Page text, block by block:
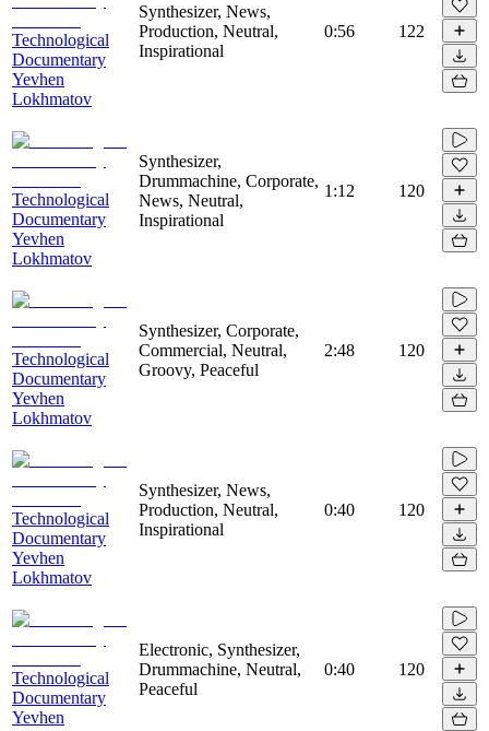
Technological
Documentary
Yevhen
Lokhmatov
Synthesizer, News,
Production, Neutral,
Inspirational
0:56 122
Technological
Documentary
Yevhen
Lokhmatov
Synthesizer,
Drummachine, Corporate,
News, Neutral,
Inspirational
1:12 120
Technological
Documentary
Yevhen
Lokhmatov
Synthesizer, Corporate,
Commercial, Neutral,
Groovy, Peaceful
2:48 120
Technological
Documentary
Yevhen
Lokhmatov
Synthesizer, News,
Production, Neutral,
Inspirational
0:40 120
Technological
Documentary
Yevhen
Electronic, Synthesizer,
Drummachine, Neutral,
Peaceful
0:40 120